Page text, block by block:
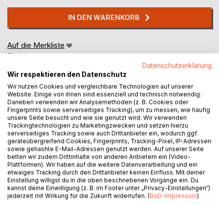
IN DEN WARENKORB
Auf die Merkliste
Titel bewerten
BESCHREIBUNG
Was haben eine Bäckerei mit Erotik, Zigarren mit einem
Toten oder eine fehlende Zaunlatte mit einem Waldbrand
zu tun? Erklärungen für diese und ähnlich kuriose
Zusammenhänge liegen in den Ereignissen meiner jungen,
wilden Lebensjahre.
Datenschutzerklärung
Wir respektieren den Datenschutz
Wir nutzen Cookies und vergleichbare Technologien auf unserer
Website. Einige von ihnen sind essenziell und technisch notwendig.
Daneben verwenden wir Analysemethoden (z. B. Cookies oder
Fingerprints sowie serverseitiges Tracking), um zu messen, wie häufig
unsere Seite besucht und wie sie genutzt wird. Wir verwenden
Trackingtechnologien zu Marketingzwecken und setzen hierzu
serverseitiges Tracking sowie auch Drittanbieter ein, wodurch ggf.
geräteübergreifend Cookies, Fingerprints, Tracking-Pixel, IP-Adressen
sowie gehashte E-Mail-Adressen genutzt werden. Auf unserer Seite
betten wir zudem Drittinhalte von anderen Anbietern ein (Video-
Plattformen). Wir haben auf die weitere Datenverarbeitung und ein
etwaiges Tracking durch den Drittanbieter keinen Einfluss. Mit deiner
Einstellung willigst du in die oben beschriebenen Vorgänge ein. Du
kannst deine Einwilligung (z. B. im Footer unter „Privacy-Einstellungen“)
jederzeit mit Wirkung für die Zukunft widerrufen. (BoD-Impressum)